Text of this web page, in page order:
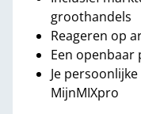
groothandels
Reageren op
Een
Je
MijnMIXpro